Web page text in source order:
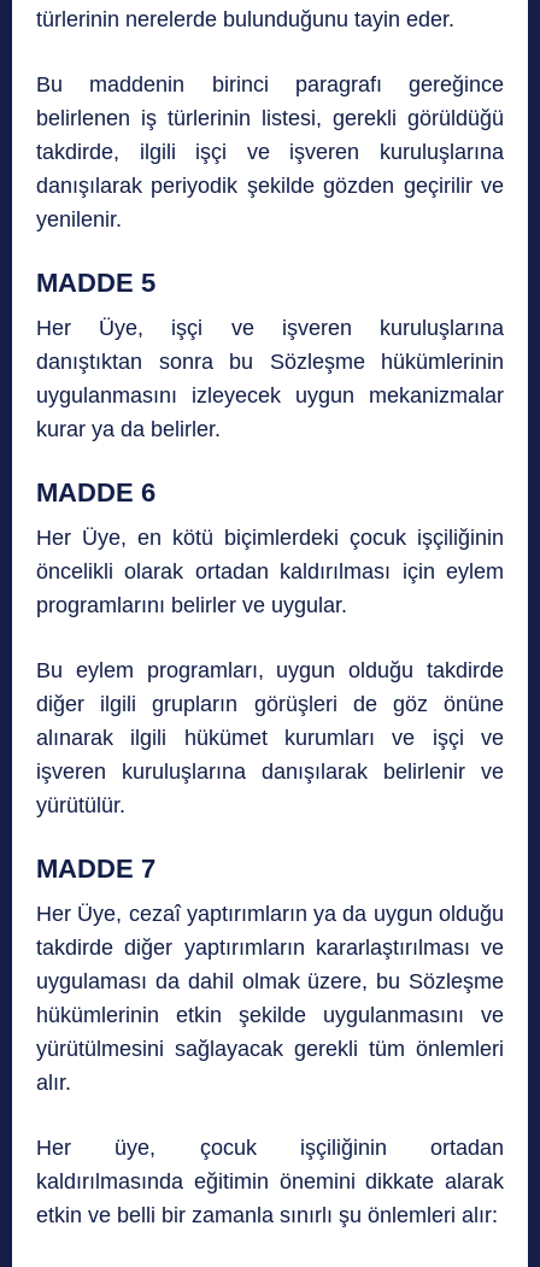
türlerinin nerelerde bulunduğunu tayin eder.
Bu maddenin birinci paragrafı gereğince
belirlenen iş türlerinin listesi, gerekli görüldüğü
takdirde, ilgili işçi ve işveren kuruluşlarına
danışılarak periyodik şekilde gözden geçirilir ve
yenilenir.
MADDE 5
Her Üye, işçi ve işveren kuruluşlarına
danıştıktan sonra bu Sözleşme hükümlerinin
uygulanmasını izleyecek uygun mekanizmalar
kurar ya da belirler.
MADDE 6
Her Üye, en kötü biçimlerdeki çocuk işçiliğinin
öncelikli olarak ortadan kaldırılması için eylem
programlarını belirler ve uygular.
Bu eylem programları, uygun olduğu takdirde
diğer ilgili grupların görüşleri de göz önüne
alınarak ilgili hükümet kurumları ve işçi ve
işveren kuruluşlarına danışılarak belirlenir ve
yürütülür.
MADDE 7
Her Üye, cezaî yaptırımların ya da uygun olduğu
takdirde diğer yaptırımların kararlaştırılması ve
uygulaması da dahil olmak üzere, bu Sözleşme
hükümlerinin etkin şekilde uygulanmasını ve
yürütülmesini sağlayacak gerekli tüm önlemleri
alır.
Her üye, çocuk işçiliğinin ortadan
kaldırılmasında eğitimin önemini dikkate alarak
etkin ve belli bir zamanla sınırlı şu önlemleri alır: